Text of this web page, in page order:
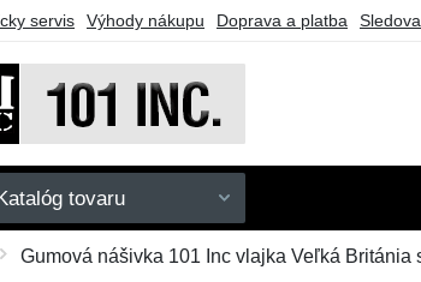
servis Výhody nákupu Doprava a platba
tovaru
Gumová nášivka 101 Inc vlajka Veľká Británia